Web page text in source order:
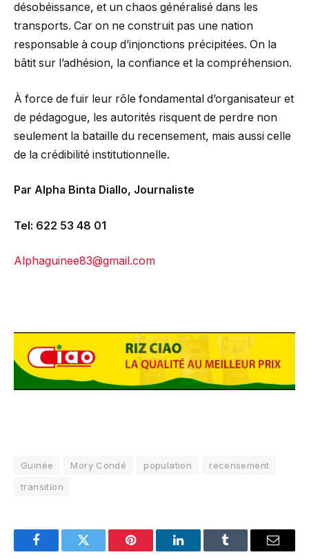
désobéissance, et un chaos généralisé dans les
transports. Car on ne construit pas une nation
responsable à coup d’injonctions précipitées. On la
bâtit sur l’adhésion, la confiance et la compréhension.
À force de fuir leur rôle fondamental d’organisateur et
de pédagogue, les autorités risquent de perdre non
seulement la bataille du recensement, mais aussi celle
de la crédibilité institutionnelle.
Par Alpha Binta Diallo, Journaliste
Tel: 622 53 48 01
Alphaguinee83@gmail.com
Guinée Mory Condé population
recensement
transition
FacebookTwitter Pinterest LinkedInTumblr Email